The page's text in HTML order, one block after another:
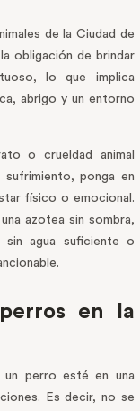
de la Ciudad de
obligación de brindar
lo que implica
abrigo y un entorno
o crueldad animal
ponga en
físico o emocional.
azotea sin sombra,
agua suficiente o
en la
un perro esté en una
Es decir, no se